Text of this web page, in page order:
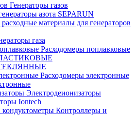
Генераторы газов
азота SEPARUN
материалы для генераторов
газа
Расходомеры поплавковые
Расходомеры электронные
Электродеионизаторы
Iontech
Контроллеры и